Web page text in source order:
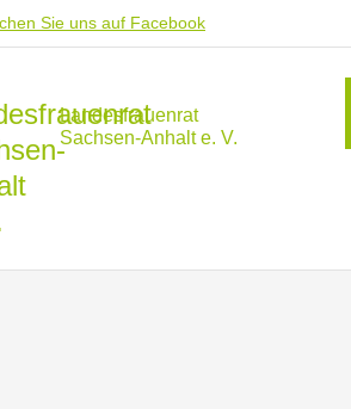
Sie uns auf Facebook
Landesfrauenrat
Sachsen-Anhalt e. V.